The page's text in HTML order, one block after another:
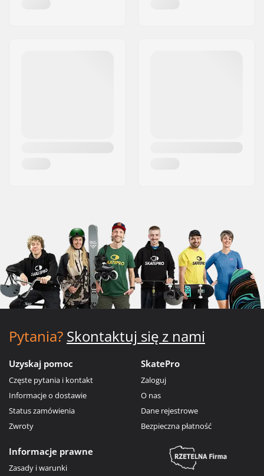
Pytania? Skontaktuj się z nami
Uzyskaj pomoc
Częste pytania i kontakt
Informacje o dostawie
Status zamówienia
Zwroty
SkatePro
Zaloguj
O nas
Dane rejestrowe
Bezpieczna płatność
Informacje prawne
Zasady i warunki